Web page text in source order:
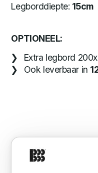
Legborddiepte: 15cm
OPTIONEEL:
Extra legbord
Ook leverbaar in